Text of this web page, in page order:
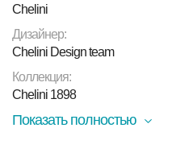
Chelini
Дизайнер:
Chelini Design team
Коллекция:
Chelini 1898
Показать полностью